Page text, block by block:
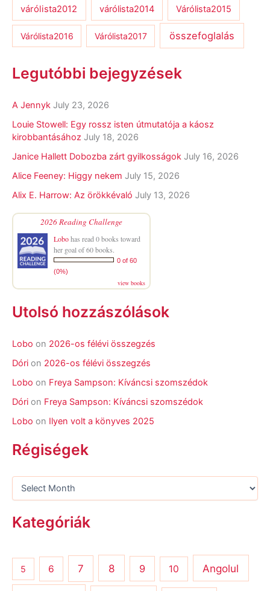
várólista2012 várólista2014 Várólista2015
Várólista2016 Várólista2017 összefoglalás
Legutóbbi bejegyzések
A Jennyk July 23, 2026
Louie Stowell: Egy ​rossz isten útmutatója a káosz
kirobbantásához July 18, 2026
Janice Hallett Dobozba zárt gyilkosságok July 16, 2026
Alice Feeney: Higgy nekem July 15, 2026
Alix E. Harrow: Az örökkévaló July 13, 2026
2026 Reading Challenge
Lobohas read 0 books toward
her goal of 60 books.
0 of 60
(0%)
view books
Utolsó hozzászólások
Lobo on 2026-os félévi összegzés
Dóri on 2026-os félévi összegzés
Lobo on Freya Sampson: Kíváncsi szomszédok
Dóri on Freya Sampson: Kíváncsi szomszédok
Lobo on Ilyen volt a könyves 2025
Régiségek
Kategóriák
5 6 7 8 9 10 Angolul